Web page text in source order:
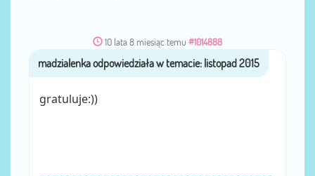
10 lata 8 miesiąc temu #1014888
przezmadzialenka
gratuluje:))